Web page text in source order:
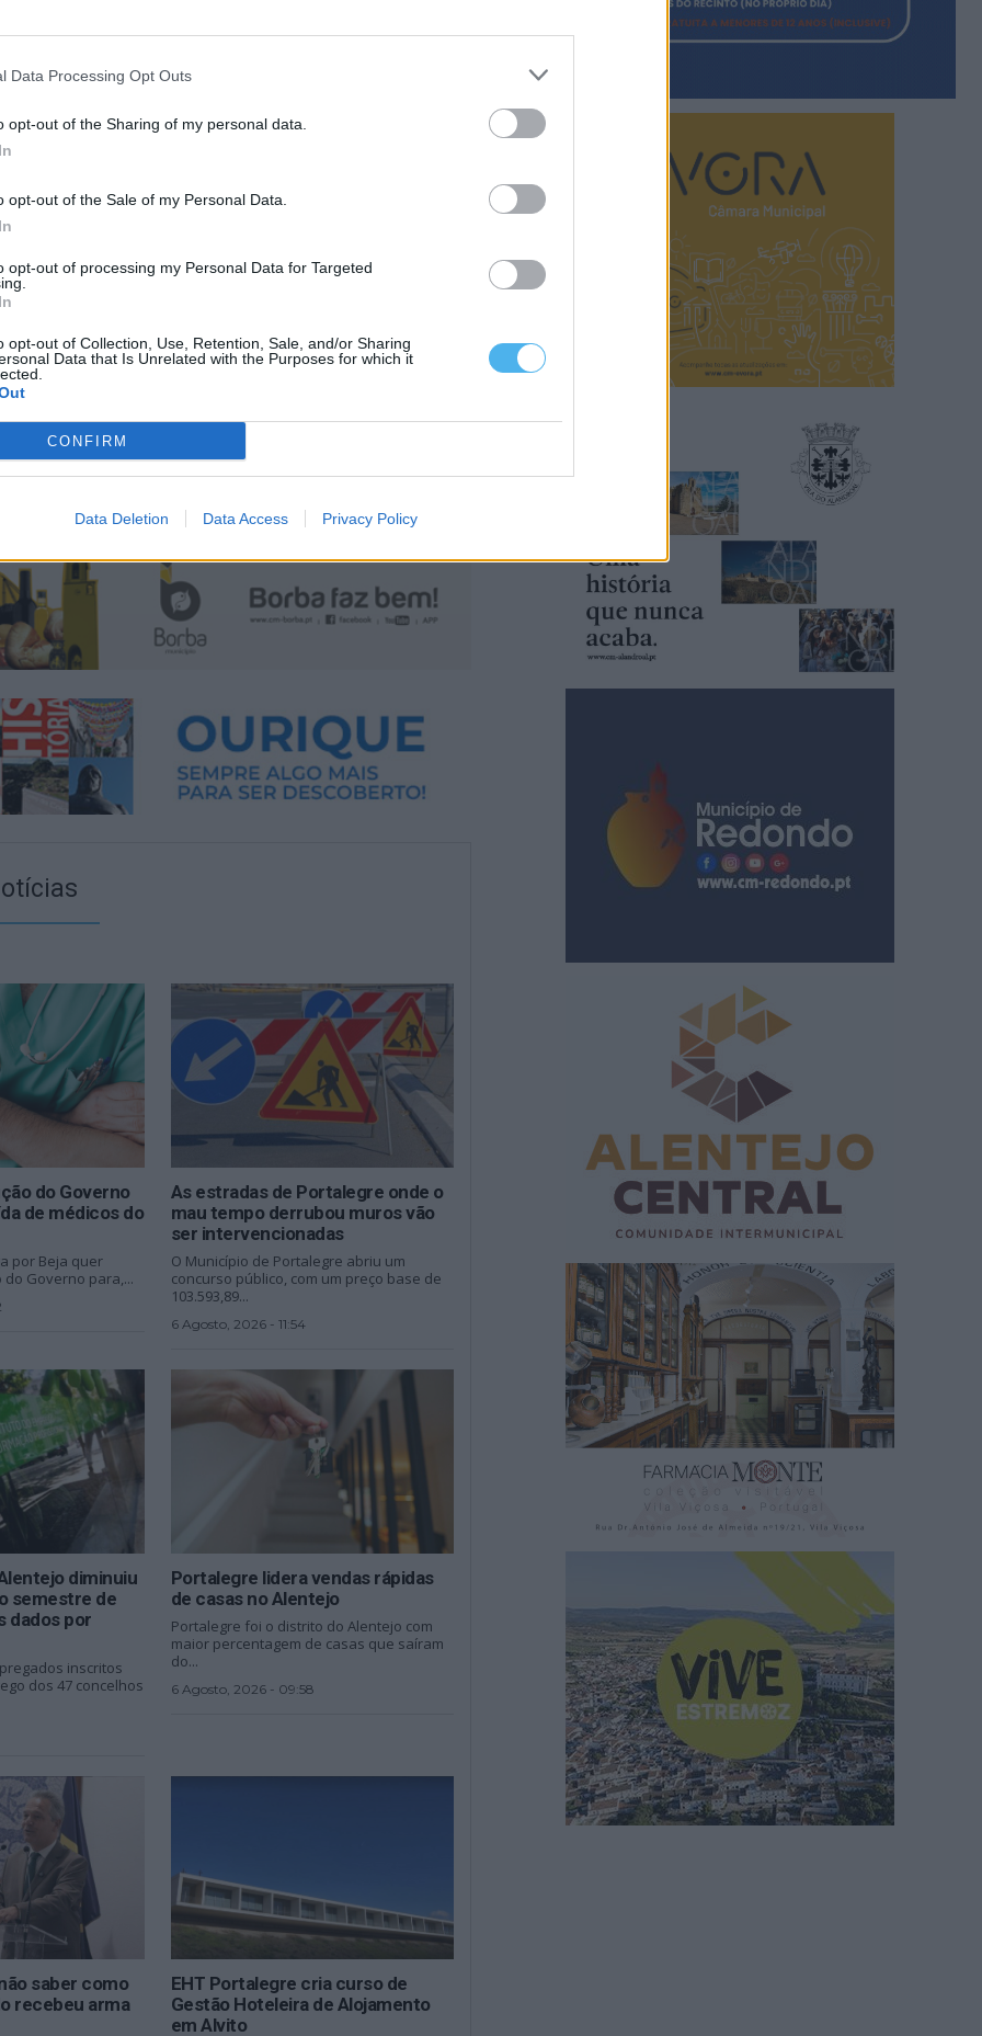
Data Processing Opt Outs
opt-out of the Sharing of my personal data.
opt-out of the Sale of my Personal Data.
opt-out of processing my Personal Data for Targeted
opt-out of Collection, Use, Retention, Sale, and/or Sharing
Data that Is Unrelated with the Purposes for which it
CONFIRM
Data Deletion Data Access Privacy Policy
do terceiro setor no desenvolvimento de
do Governo
de médicos do
por Beja quer
Governo para,...
As estradas de Portalegre onde o
mau tempo derrubou muros vão
ser intervencionadas
O Município de Portalegre abriu um
concurso público, com um preço base de
103.593,89...
6 Agosto, 2026 - 11:54
diminuiu
semestre de
dados por
inscritos
dos 47 concelhos
Portalegre lidera vendas rápidas
de casas no Alentejo
Portalegre foi o distrito do Alentejo com
maior percentagem de casas que saíram
do...
6 Agosto, 2026 - 09:58
saber como
recebeu arma
EHT Portalegre cria curso de
Gestão Hoteleira de Alojamento
em Alvito